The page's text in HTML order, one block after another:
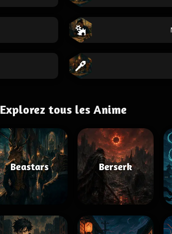
Explorez tous les Anime
Beastars Berserk